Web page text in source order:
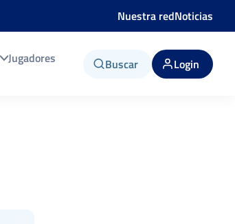
Nuestra redNoticias
Jugadores Buscar Login